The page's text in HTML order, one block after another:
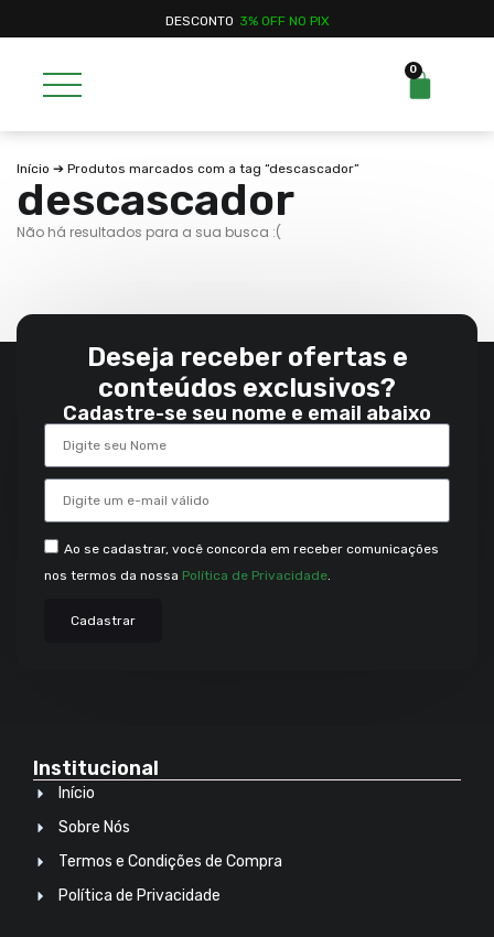
DESCONTO 3% OFF NO PIX
0
Início ➔ Produtos marcados com a tag “descascador”
descascador
Não há resultados para a sua busca :(
Deseja receber ofertas e
conteúdos exclusivos?
Cadastre-se seu nome e email abaixo
Ao se cadastrar, você concorda em receber comunicações
nos termos da nossa Política de Privacidade
Cadastrar
Institucional
Início
Sobre Nós
Termos e Condições de Compra
Política de Privacidade